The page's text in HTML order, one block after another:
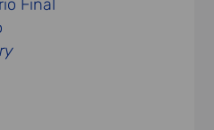
Final